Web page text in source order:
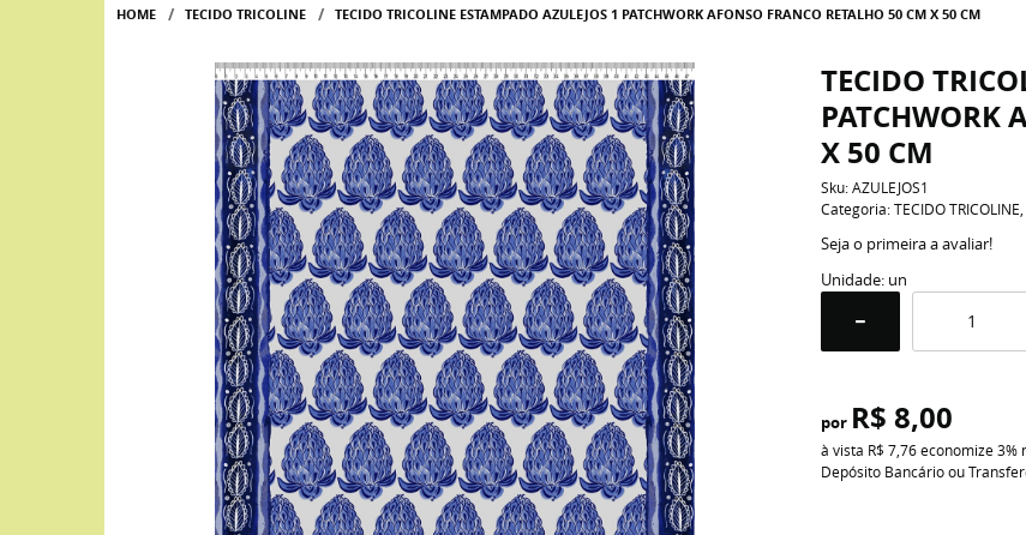
HOME TECIDO TRICOLINE TECIDO TRICOLINE ESTAMPADO AZULEJOS 1 PATCHWORK AFONSO FRANCO RETALHO 50 CM X 50 CM
TECIDO
PATCHWORK
X 50 CM
Sku:AZULEJOS1
Categoria: TECIDO TRICOLINE
Seja o primeira a avaliar!
Unidade: un
por R$ 8,00
à vista R$ 7,76economize3%
Depósito Bancário ou